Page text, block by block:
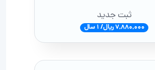
ثبت جدید
7,880,000 ریال/ 1 سال